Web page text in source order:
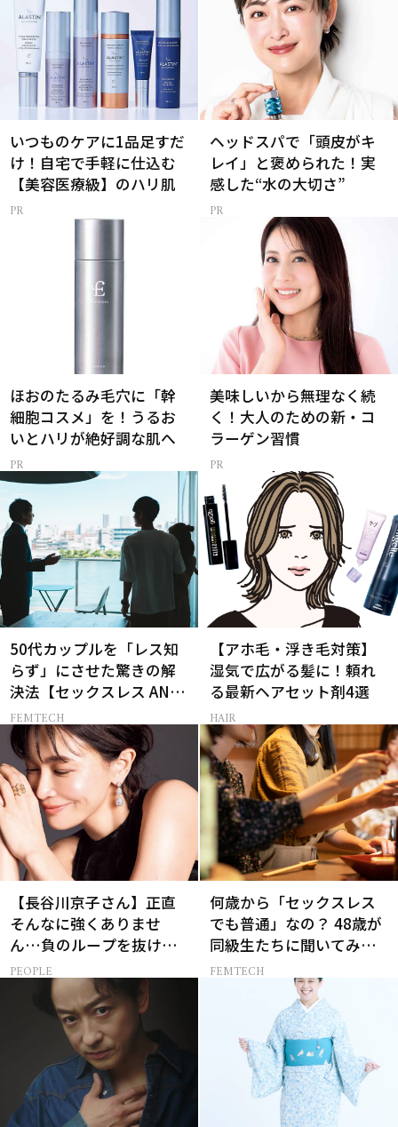
いつものケアに1品足すだ
け！自宅で手軽に仕込む
【美容医療級】のハリ肌
ヘッドスパで「頭皮がキ
レイ」と褒められた！実
感した“水の大切さ”
ほおのたるみ毛穴に「幹
細胞コスメ」を！うるお
いとハリが絶好調な肌へ
美味しいから無理なく続
く！大人のための新・コ
ラーゲン習慣
50代カップルを「レス知
らず」にさせた驚きの解
決法【セックスレス AND
THE CITY -女たちの告
白-】
FEMTECH
【アホ毛・浮き毛対策】
湿気で広がる髪に！頼れ
る最新ヘアセット剤4選
HAIR
【長谷川京子さん】正直
そんなに強くありませ
ん…負のループを抜ける
15分の習慣とは?
PEOPLE
何歳から「セックスレス
でも普通」なの？ 48歳が
同級生たちに聞いてみた
ら…
FEMTECH